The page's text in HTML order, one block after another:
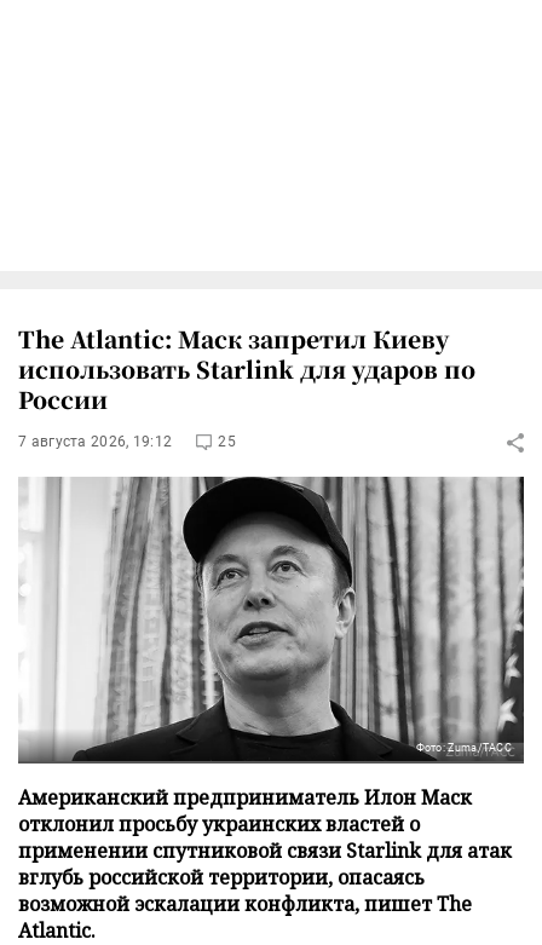
The Atlantic: Маск запретил Киеву
использовать Starlink для ударов по
России
7 августа 2026, 19:12 25
Фото: Zuma/ТАСС
Американский предприниматель Илон Маск
отклонил просьбу украинских властей о
применении спутниковой связи Starlink для атак
вглубь российской территории, опасаясь
возможной эскалации конфликта, пишет The
Atlantic.